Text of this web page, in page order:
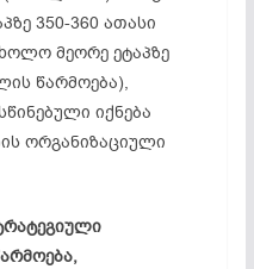
350-360 ათასი
მეორე ეტაპზე
წარმოება),
იქნება
ორგანიზაციული